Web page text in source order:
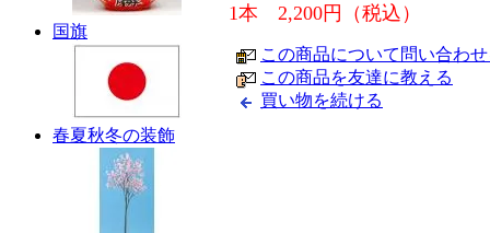
国旗
春夏秋冬の装飾
1本 2,200円（税込）
この商品について問い合わ
この商品を友達に教える
買い物を続ける